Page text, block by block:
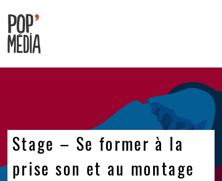
nos
Stage – Se former à la
prise son et au montage